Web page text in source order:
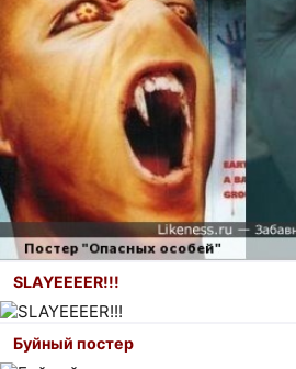
SLAYEEEER!!!
Буйный постер